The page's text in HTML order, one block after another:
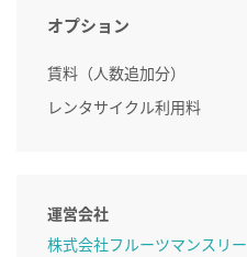
オプション
賃料（人数追加分）
レンタサイクル利用料
運営会社
株式会社フルーツマンスリー